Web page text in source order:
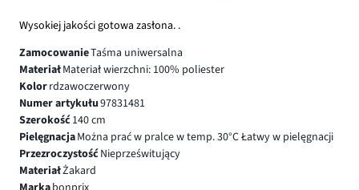
Wysokiej jakości gotowa zasłona. .
ZamocowanieTaśma uniwersalna
MateriałMateriał wierzchni: 100% poliester
Kolorrdzawoczerwony
Numer artykułu97831481
Szerokość140 cm
PielęgnacjaMożna prać w pralce w temp. 30°C Łatwy w pielęgnacji
PrzezroczystośćNieprześwitujący
MateriałŻakard